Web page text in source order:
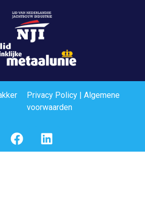
Privacy Policy| Algemene
voorwaarden